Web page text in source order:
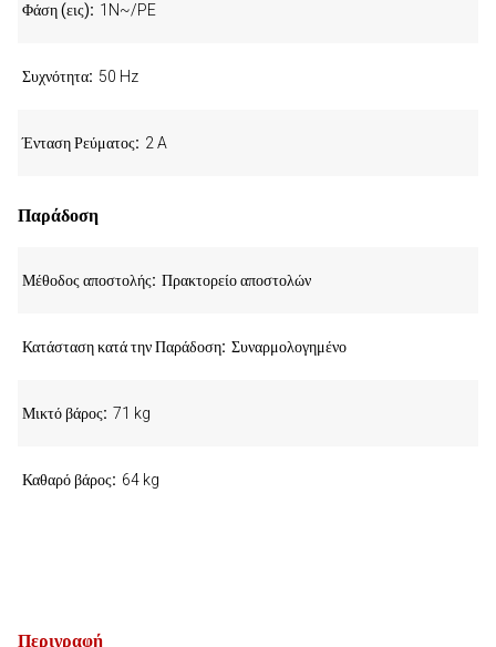
Περιγραφή
Φάση (εις) 1N~/PE
Συχνότητα 50 Hz
Ένταση Ρεύματος 2 A
Παράδοση
Μέθοδος αποστολής Πρακτορείο αποστολών
Κατάσταση κατά την Παράδοση Συναρμολογημένο
Μικτό βάρος 71 kg
Καθαρό βάρος 64 kg